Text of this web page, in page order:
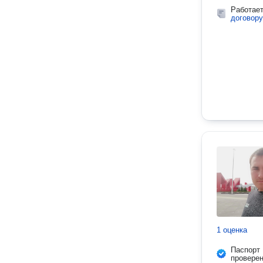
договору
1 оценка
Паспорт
проверен